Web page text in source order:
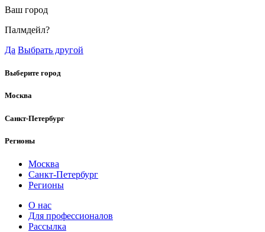
Ваш город
Палмдейл?
Да Выбрать другой
Выберите город
Москва
Санкт-Петербург
Регионы
Москва
Санкт-Петербург
Регионы
О нас
Для профессионалов
Рассылка